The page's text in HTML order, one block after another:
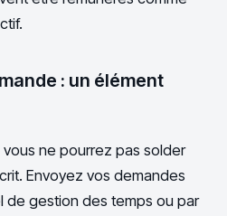
: un élément
ne pourrez pas solder
Envoyez vos demandes
de gestion des temps ou par